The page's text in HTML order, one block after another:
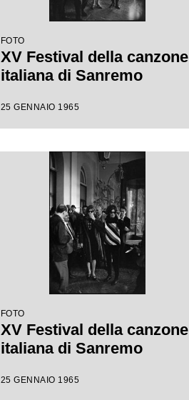
FOTO
XV Festival della canzone
italiana di Sanremo
25 GENNAIO 1965
FOTO
XV Festival della canzone
italiana di Sanremo
25 GENNAIO 1965